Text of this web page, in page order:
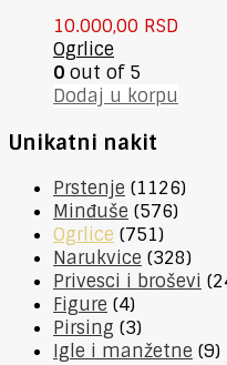
10.000,00 RSD
Ogrlice
0 out of 5
Dodaj u korpu
Unikatni nakit
Prstenje (1126)
Minđuše (576)
Ogrlice (751)
Narukvice (328)
Privesci i broševi
Figure (4)
Pirsing (3)
Igle i manžetne (9)